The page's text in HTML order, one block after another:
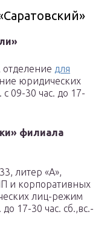
отделение для
юридических
09-30 час. до 17-
филиала
литер «А»,
и корпоративных
лиц-режим
17-30 час. сб.,вс.-